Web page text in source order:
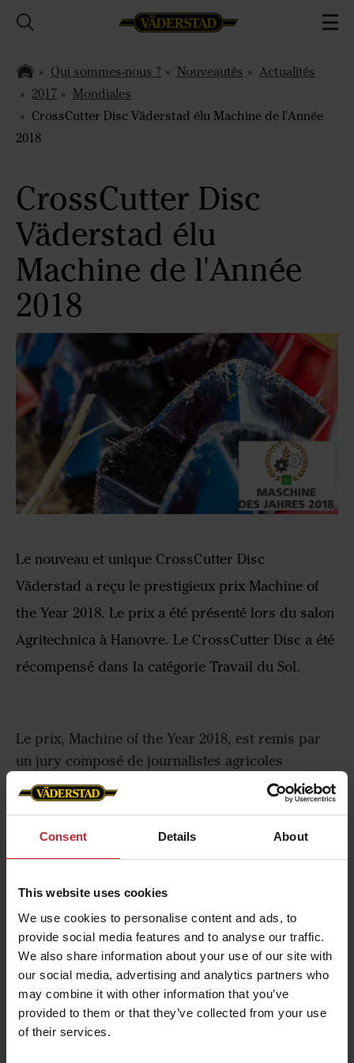
Consent Details About
This website uses cookies
We use cookies to personalise content and ads, to
provide social media features and to analyse our traffic.
We also share information about your use of our site with
our social media, advertising and analytics partners who
may combine it with other information that you’ve
provided to them or that they’ve collected from your use
of their services.
Qui sommes-nous ? Nouveautés
Actualités
2017
Mondiales
CrossCutter Disc Väderstad élu Machine de l'Année
2018
CrossCutter Disc
Väderstad élu
Machine de l'Année
2018
Le nouveau et unique CrossCutter Disc
Väderstad a reçu le prestigieux prix Machine of
the Year 2018. Le prix a été présenté lors du salon
Agritechnica à Hanovre. Le CrossCutter Disc a été
récompensé dans la catégorie Travail du Sol.
Le prix, Machine of the Year 2018, est remis par
un jury composé de journalistes agricoles
européens. Lors de la cérémonie officielle
d'Agritechnica, le Président du Conseil
Year 2018. Les CrossCutter Disc équipent les
déchaumeurs à disques Carrier, afin de créer un
travail du sol intensif et ultra-superficiel, offrant de
nombreux bénéfices agronomiques dans les
exploitations agricoles", déclare Crister Stark.